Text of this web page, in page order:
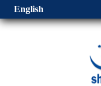
English